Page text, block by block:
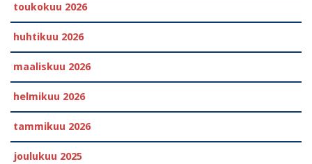
toukokuu 2026
huhtikuu 2026
maaliskuu 2026
helmikuu 2026
tammikuu 2026
joulukuu 2025